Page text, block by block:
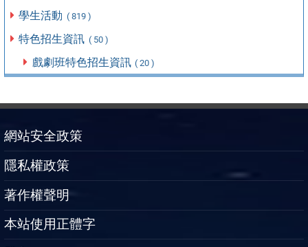
學生活動 ( 819 )
特色招生資訊 ( 50 )
戲劇班特色招生資訊 ( 20 )
網站安全政策
隱私權政策
著作權聲明
本站使用正體字